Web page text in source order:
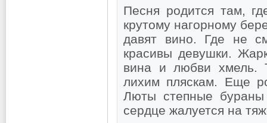
Песня родится там,
крутому нагорному
давят вино. Где не
красивы девушки.
вина и любви хмель.
лихим пляскам. Еще
Люты степные
сердце жалуется на